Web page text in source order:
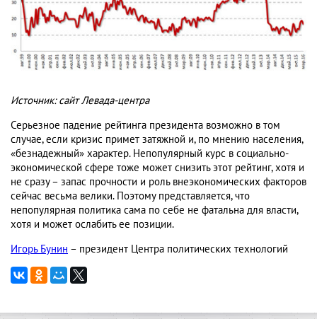
Источник: сайт Левада-центра
Серьезное падение рейтинга президента возможно в том
случае, если кризис примет затяжной и, по мнению населения,
«безнадежный» характер. Непопулярный курс в социально-
экономической сфере тоже может снизить этот рейтинг, хотя и
не сразу – запас прочности и роль внеэкономических факторов
сейчас весьма велики. Поэтому представляется, что
непопулярная политика сама по себе не фатальна для власти,
хотя и может ослабить ее позиции.
Игорь Бунин – президент Центра политических технологий